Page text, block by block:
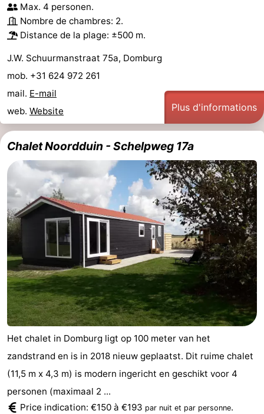
Max. 4 personen.
Nombre de chambres: 2.
Distance de la plage: ±500 m.
J.W. Schuurmanstraat 75a, Domburg
mob. +31 624 972 261
mail. E-mail
web. Website Plus d'informations
Chalet Noordduin - Schelpweg 17a
Het chalet in Domburg ligt op 100 meter van het
zandstrand en is in 2018 nieuw geplaatst. Dit ruime chalet
(11,5 m x 4,3 m) is modern ingericht en geschikt voor 4
personen (maximaal 2 ...
Price indication: €150 à €193 par nuit et par personne.